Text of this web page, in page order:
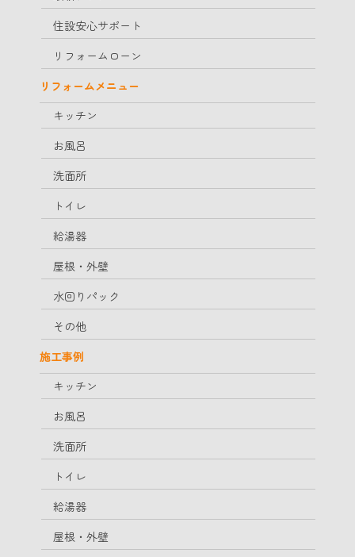
住設安心サポート
リフォームローン
リフォームメニュー
キッチン
お風呂
洗面所
トイレ
給湯器
屋根・外壁
水回りパック
その他
施工事例
キッチン
お風呂
洗面所
トイレ
給湯器
屋根・外壁